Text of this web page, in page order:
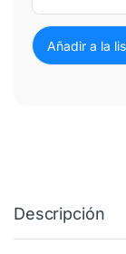
Descripción